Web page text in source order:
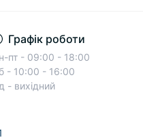
Графік роботи
пт - 09:00 - 18:00
- 10:00 - 16:00
- вихідний